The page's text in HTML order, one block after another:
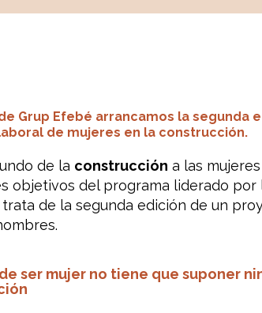
Grup Efebé arrancamos la segunda
de mujeres en la construcción.
de la construcción a las
objetivos del programa liderado por
trata de la segunda edición de un
ser mujer no tiene que suponer